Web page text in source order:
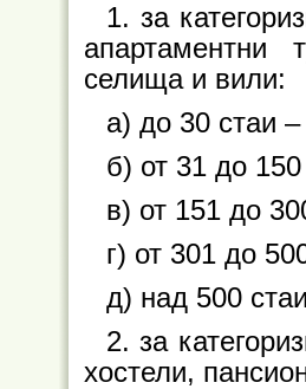
1. за
апартаментни
селища и вили:
а) до 30 стаи
б) от 31 до
в) от 151 до
г) от 301 до
д) над 500
2. за
хостели,